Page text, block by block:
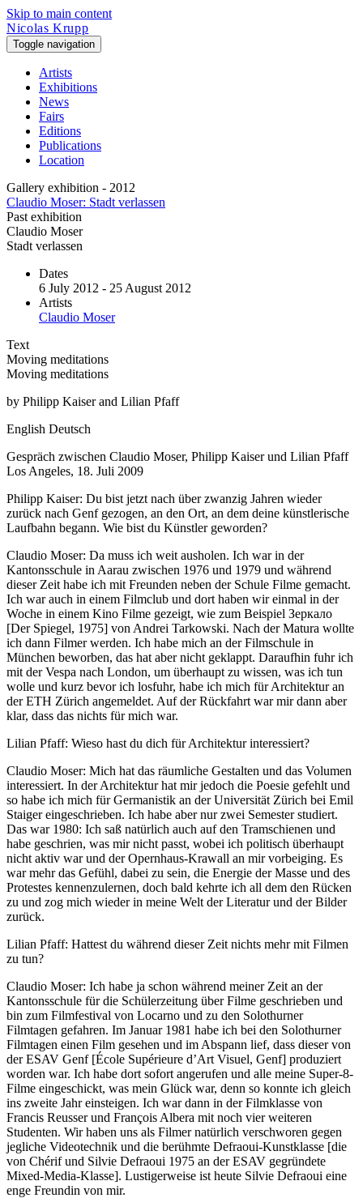
Skip to main content
Nicolas Krupp
Toggle navigation
Artists
Exhibitions
News
Fairs
Editions
Publications
Location
Gallery exhibition - 2012
Claudio Moser: Stadt verlassen
Past exhibition
Claudio Moser
Stadt verlassen
Dates
6 July 2012 - 25 August 2012
Artists
Claudio Moser
Text
Moving meditations
Moving meditations
by Philipp Kaiser and Lilian Pfaff
English Deutsch
Gespräch zwischen Claudio Moser, Philipp Kaiser und Lilian Pfaff
Los Angeles, 18. Juli 2009
Philipp Kaiser: Du bist jetzt nach über zwanzig Jahren wieder
zurück nach Genf gezogen, an den Ort, an dem deine künstlerische
Laufbahn begann. Wie bist du Künstler geworden?
Claudio Moser: Da muss ich weit ausholen. Ich war in der
Kantonsschule in Aarau zwischen 1976 und 1979 und während
dieser Zeit habe ich mit Freunden neben der Schule Filme gemacht.
Ich war auch in einem Filmclub und dort haben wir einmal in der
Woche in einem Kino Filme gezeigt, wie zum Beispiel Зеркало
[Der Spiegel, 1975] von Andrei Tarkowski. Nach der Matura wollte
ich dann Filmer werden. Ich habe mich an der Filmschule in
München beworben, das hat aber nicht geklappt. Daraufhin fuhr ich
mit der Vespa nach London, um überhaupt zu wissen, was ich tun
wolle und kurz bevor ich losfuhr, habe ich mich für Architektur an
der ETH Zürich angemeldet. Auf der Rückfahrt war mir dann aber
klar, dass das nichts für mich war.
Lilian Pfaff: Wieso hast du dich für Architektur interessiert?
Claudio Moser: Mich hat das räumliche Gestalten und das Volumen
interessiert. In der Architektur hat mir jedoch die Poesie gefehlt und
so habe ich mich für Germanistik an der Universität Zürich bei Emil
Staiger eingeschrieben. Ich habe aber nur zwei Semester studiert.
Das war 1980: Ich saß natürlich auch auf den Tramschienen und
habe geschrien, was mir nicht passt, wobei ich politisch überhaupt
nicht aktiv war und der Opernhaus-Krawall an mir vorbeiging. Es
war mehr das Gefühl, dabei zu sein, die Energie der Masse und des
Protestes kennenzulernen, doch bald kehrte ich all dem den Rücken
zu und zog mich wieder in meine Welt der Literatur und der Bilder
zurück.
Lilian Pfaff: Hattest du während dieser Zeit nichts mehr mit Filmen
zu tun?
Claudio Moser: Ich habe ja schon während meiner Zeit an der
Kantonsschule für die Schülerzeitung über Filme geschrieben und
bin zum Filmfestival von Locarno und zu den Solothurner
Filmtagen gefahren. Im Januar 1981 habe ich bei den Solothurner
Filmtagen einen Film gesehen und im Abspann lief, dass dieser von
der ESAV Genf [École Supérieure d’Art Visuel, Genf] produziert
worden war. Ich habe dort sofort angerufen und alle meine Super-8-
Filme eingeschickt, was mein Glück war, denn so konnte ich gleich
ins zweite Jahr einsteigen. Ich war dann in der Filmklasse von
Francis Reusser und François Albera mit noch vier weiteren
Studenten. Wir haben uns als Filmer natürlich verschworen gegen
jegliche Videotechnik und die berühmte Defraoui-Kunstklasse [die
von Chérif und Silvie Defraoui 1975 an der ESAV gegründete
Mixed-Media-Klasse]. Lustigerweise ist heute Silvie Defraoui eine
enge Freundin von mir.